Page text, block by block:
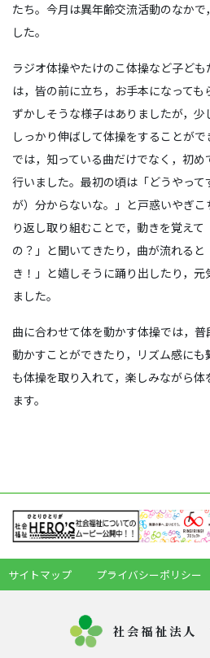
たち。今月は異年齢交流活動のなか
した。
ラジオ体操やたけのこ体操など子ど
は，皆の前に立ち，お手本になって
ずかしそうな様子はありましたが，
しっかり伸ばして体操をすることが
では，知っている曲だけでなく，初
行いました。最初の頃は「どうやって
が）分からないな。」と戸惑いやぎ
り返し取り組むことで，動きを覚え
の？」と聞いてきたり，曲が流れる
き！」と嬉しそうに踊り出したり，
ました。
曲に合わせて体を動かす体操では，
動かすことができたり，リズム感に
も体操を取り入れて，楽しみながら
ます。
サイトマップ プライバシーポリシー
社会福祉法人